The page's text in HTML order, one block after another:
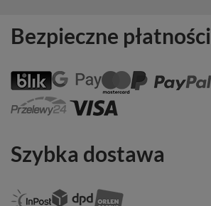
Bezpieczne płatności
Szybka dostawa